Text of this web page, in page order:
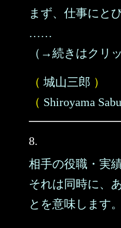
まず、仕事にと
……
（→続きはクリッ
（ 城山三郎 ）
（ Shiroyama
8.
相手の役職・実
それは同時に、
とを意味します。